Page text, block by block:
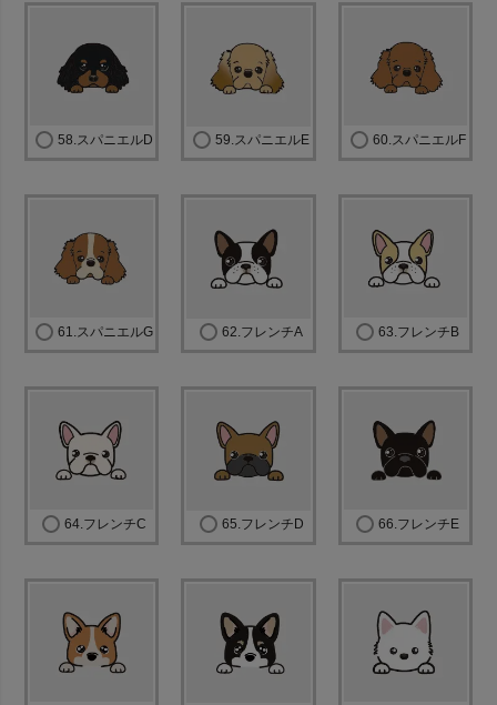
58.スパニエルD 59.スパニエルE 60.スパニエルF
61.スパニエルG 62.フレンチA 63.フレンチB
64.フレンチC 65.フレンチD 66.フレンチE